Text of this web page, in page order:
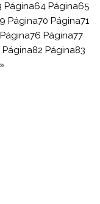
Página64 Página65
Página70 Página71
Página76 Página77
Página82 Página83